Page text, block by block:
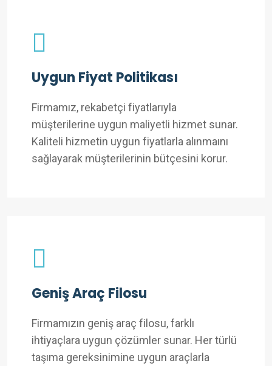
Uygun Fiyat Politikası
Firmamız, rekabetçi fiyatlarıyla
müşterilerine uygun maliyetli hizmet sunar.
Kaliteli hizmetin uygun fiyatlarla alınmaını
sağlayarak müşterilerinin bütçesini korur.
Geniş Araç Filosu
Firmamızın geniş araç filosu, farklı
ihtiyaçlara uygun çözümler sunar. Her türlü
taşıma gereksinimine uygun araçlarla